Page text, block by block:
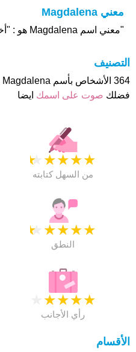
معني Magdalena
"معني اسم Magdalena هو : "أخذت من مريم المجدلية
التصنيف
فضلك صوت على اسمك ايضا
★
★
★
★
★
من السهل كتابته
★
★
★
★
★
النطق
★
★
★
★
رأي الأجانب
الأقسام